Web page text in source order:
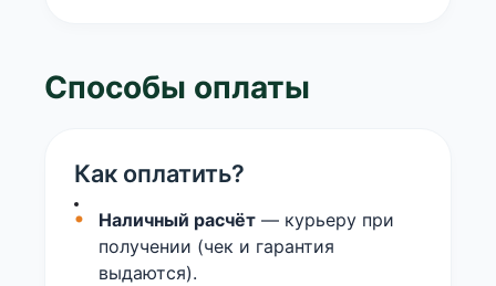
Способы оплаты
Как оплатить?
Наличный расчёт— курьеру при
получении (чек и гарантия
выдаются).